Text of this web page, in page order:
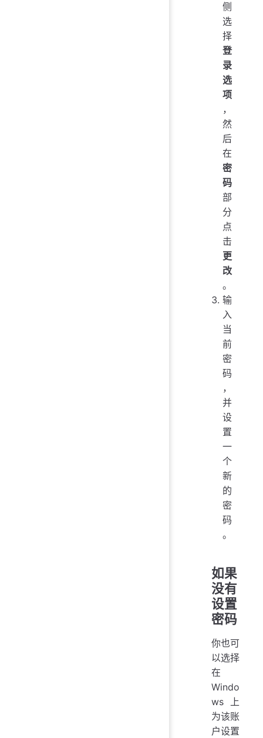
侧
选
择
登
录
选
项
，
然
后
在
密
码
部
分
点
击
更
改
。
输
入
当
前
密
码
，
并
设
置
一
个
新
的
密
码
。
如果
没有
设置
密码
你也可
以选择
在
Windo
ws 上
为该账
户设置